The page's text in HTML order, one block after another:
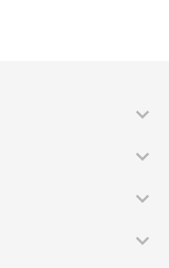



